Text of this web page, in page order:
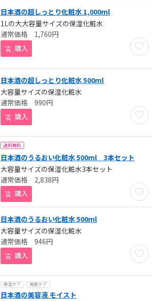
日本酒の超しっとり化粧水 1,000ml
1Lの大大容量サイズの保湿化粧水
お気
1,760円
購入
日本酒の超しっとり化粧水 500ml
大容量サイズの保湿化粧水
お気
990円
購入
送料無料
日本酒のうるおい化粧水 500ml 3本セット
大容量サイズの保湿化粧水3本セット
お気
2,838円
購入
日本酒のうるおい化粧水 500ml
大容量サイズの保湿化粧水
お気
946円
購入
保湿ケア 美肌ケア
日本酒の美容液 モイスト